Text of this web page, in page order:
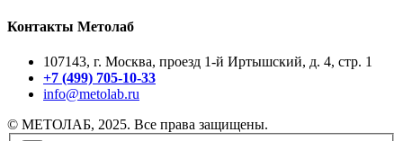
Контакты Метолаб
107143, г. Москва, проезд 1-й Иртышский, д. 4, стр. 1
+7 (499) 705-10-33
info@metolab.ru
© МЕТОЛАБ, 2025. Все права защищены.